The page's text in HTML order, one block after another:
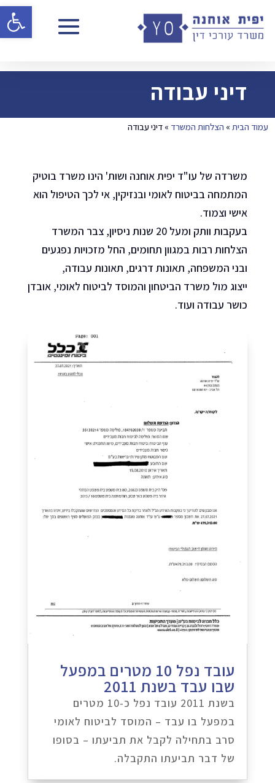
דיני עבודה
עמוד הבית » הצלחות המשרד »דיני עבודה
משרדה של עו"ד יפית אוחנה ושות' הינו משרד בוטיק
המתמחה בביטוח לאומי ובנזיקין, אי לכך הטיפול הוא
אישי וצמוד.
בעקבות וותק ומעל 20 שנות ניסיון, צבר המשרד
הצלחות רבות במגוון תחומים, החל מזכויות נפגעים
ובני המשפחה, תאונות דרגים, תאונות עבודה,
ייצוג מול משרד הביטחון והמוסד לביטוח לאומי, אובדן
כושר עבודה ועוד.
עובד נפל 10 מטרים במפעל
שבו עבד בשנת 2011
בשנת 2011 עובד נפל כ-10 מטרים
במפעל בו עבד – המוסד לביטוח לאומי
סרב בתחילה לקבל את תביעתו – בסופו
של דבר תביעתו התקבלה.